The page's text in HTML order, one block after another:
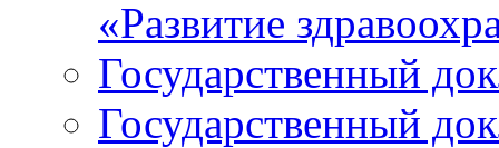
«Развитие
Государственный
Государственный